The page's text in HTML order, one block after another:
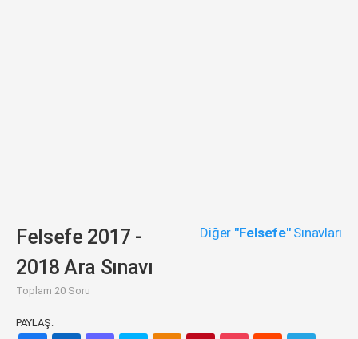
Felsefe 2017 -
2018 Ara Sınavı
Toplam 20 Soru
Diğer "Felsefe"Sınavları
PAYLAŞ: